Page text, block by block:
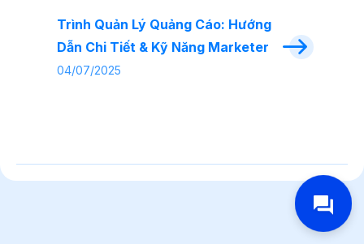
Trình Quản Lý Quảng Cáo: Hướng
Dẫn Chi Tiết & Kỹ Năng Marketer
04/07/2025